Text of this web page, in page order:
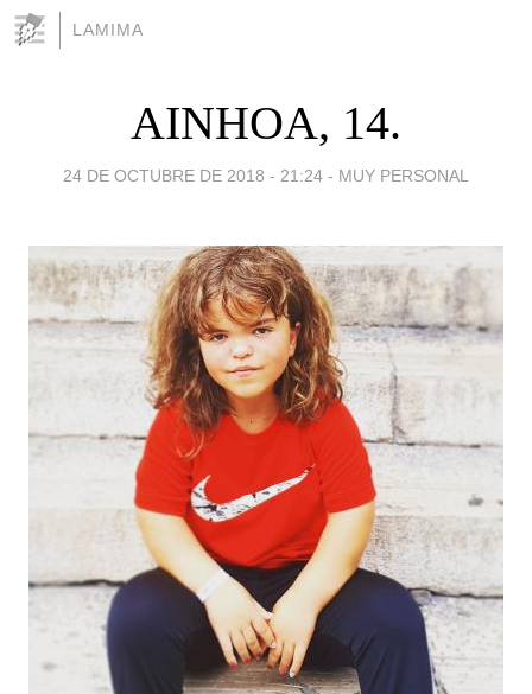
LAMIMA
AINHOA, 14.
24 DE OCTUBRE DE 2018 - 21:24 - MUY PERSONAL